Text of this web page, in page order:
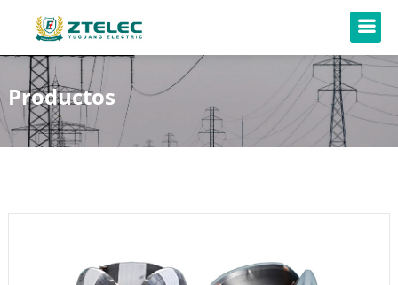
Productos